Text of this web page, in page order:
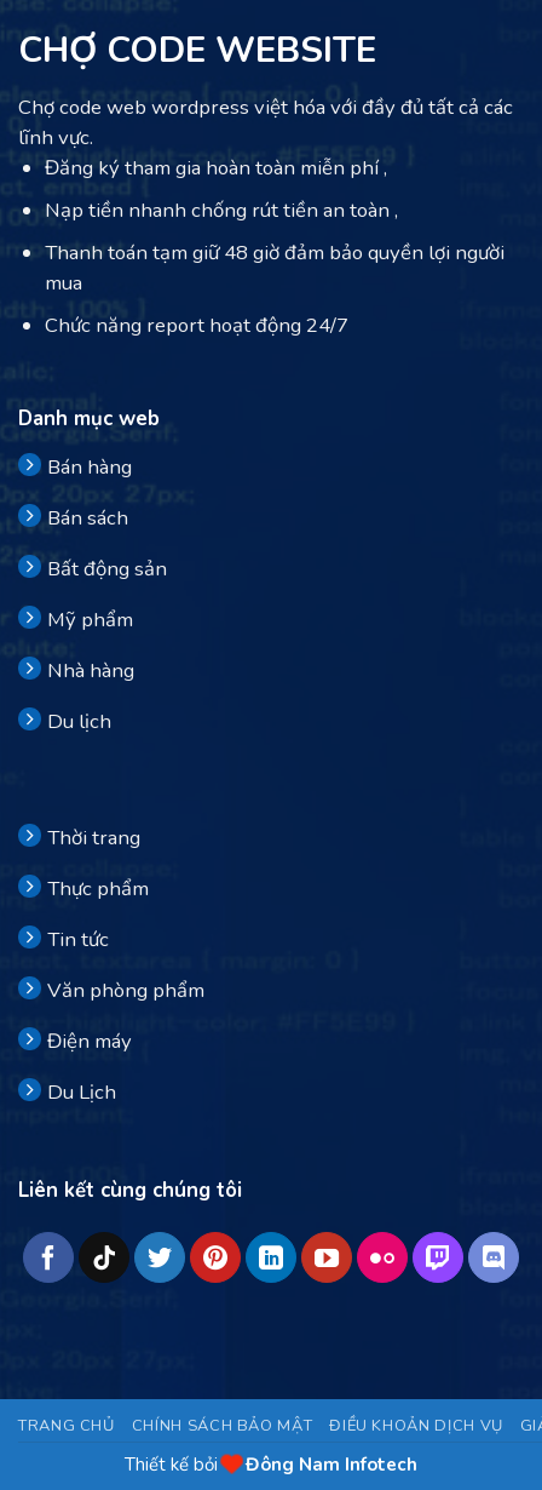
CHỢ CODE WEBSITE
Chợ code web wordpress việt hóa với đầy đủ tất cả các
lĩnh vực.
Đăng ký tham gia hoàn toàn miễn phí ,
Nạp tiền nhanh chống rút tiền an toàn ,
Thanh toán tạm giữ 48 giờ đảm bảo quyền lợi người
mua
Chức năng report hoạt động 24/7
Danh mục web
Bán hàng
Bán sách
Bất động sản
Mỹ phẩm
Nhà hàng
Du lịch
Thời trang
Thực phẩm
Tin tức
Văn phòng phẩm
Điện máy
Du Lịch
Liên kết cùng chúng tôi
TRANG CHỦ CHÍNH SÁCH BẢO MẬT ĐIỀU KHOẢN DỊCH VỤ
Thiết kế bỏi Đông Nam Infotech